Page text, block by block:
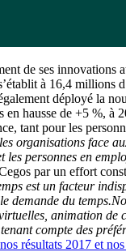
de ses
à 16,4
déployé la
hausse de +5 %,
tant pour les
organisations face
personnes en
par un effort
est un facteur
demande du temps.
animation
compte des
résultats 2017 et